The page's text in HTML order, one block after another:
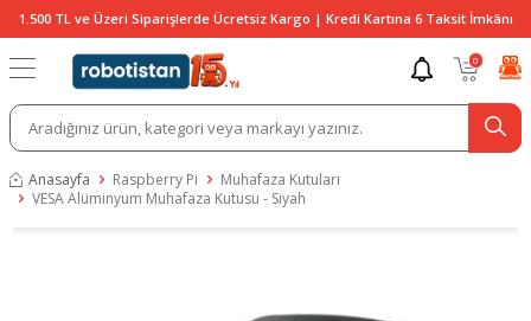
1.500 TL ve Üzeri Siparişlerde Ücretsiz Kargo | Kredi Kartına 6 Taksit İmkânı
0
Anasayfa Raspberry Pi
Muhafaza Kutuları
VESA Alüminyum Muhafaza Kutusu - Siyah